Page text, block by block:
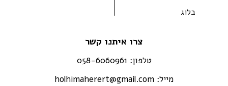
בלוג
צרו איתנו קשר
טלפון: 058-6060961
מייל: holhimaherert@gmail.com